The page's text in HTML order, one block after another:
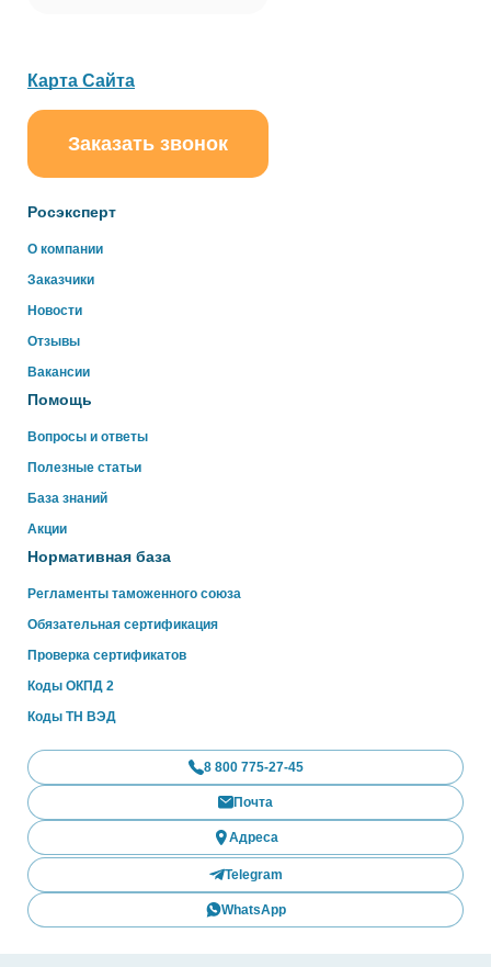
Росэксперт
О компании
Заказчики
Новости
Отзывы
Вакансии
Помощь
Вопросы и ответы
Полезные статьи
База знаний
Акции
Нормативная база
Регламенты таможенного союза
Обязательная сертификация
Проверка сертификатов
Коды ОКПД 2
Коды ТН ВЭД
Карта Сайта
Заказать звонок
8 800 775-27-45
Почта
Адреса
Telegram
WhatsApp
online
Здравствуйте!
Свяжитесь с нами через WhatsApp нажав на кнопку
WhatsApp